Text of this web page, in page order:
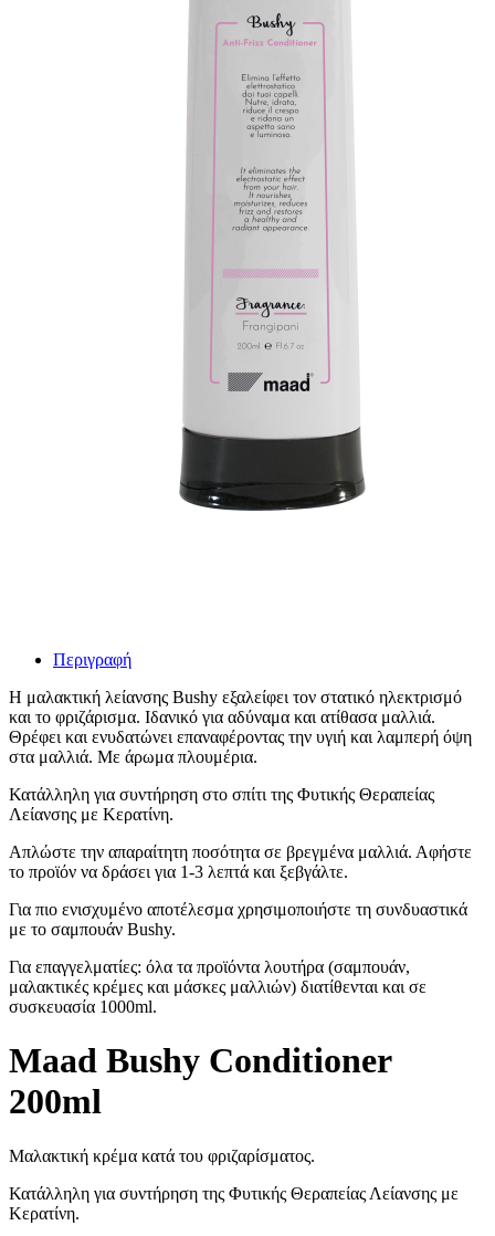
Περιγραφή
Η μαλακτική λείανσης Bushy εξαλείφει τον στατικό ηλεκτρισμό
και το φριζάρισμα. Ιδανικό για αδύναμα και ατίθασα μαλλιά.
Θρέφει και ενυδατώνει επαναφέροντας την υγιή και λαμπερή όψη
στα μαλλιά. Με άρωμα πλουμέρια.
Κατάλληλη για συντήρηση στο σπίτι της Φυτικής Θεραπείας
Λείανσης με Κερατίνη.
Απλώστε την απαραίτητη ποσότητα σε βρεγμένα μαλλιά. Αφήστε
το προϊόν να δράσει για 1-3 λεπτά και ξεβγάλτε.
Για πιο ενισχυμένο αποτέλεσμα χρησιμοποιήστε τη συνδυαστικά
με το σαμπουάν Bushy.
Για επαγγελματίες: όλα τα προϊόντα λουτήρα (σαμπουάν,
μαλακτικές κρέμες και μάσκες μαλλιών) διατίθενται και σε
συσκευασία 1000ml.
Maad Bushy Conditioner
200ml
Μαλακτική κρέμα κατά του φριζαρίσματος.
Κατάλληλη για συντήρηση της Φυτικής Θεραπείας Λείανσης με
Κερατίνη.